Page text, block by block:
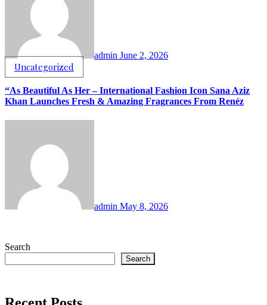
admin June 2, 2026
Uncategorized
“As Beautiful As Her – International Fashion Icon Sana Aziz
Khan Launches Fresh & Amazing Fragrances From Renéz
admin May 8, 2026
Search
Search